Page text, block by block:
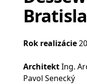
Rok realizácie
ArchitektIng.
Pavol Senecký